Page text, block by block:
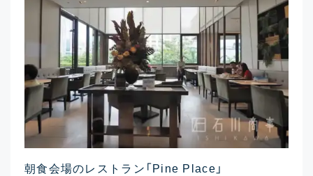
朝食会場のレストラン「Pine Place」